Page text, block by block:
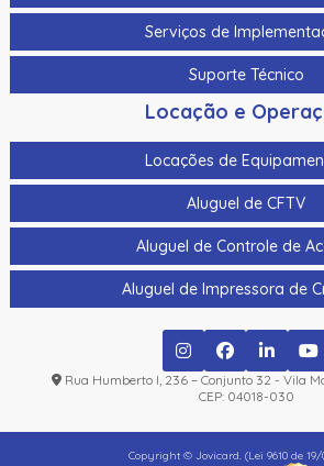
Serviços de
Suporte Técnico
Locação e
Locações de
Aluguel de CFTV
Aluguel de Controle de
Aluguel de Impressora de
Rua Humberto I, 236 – Conjunto 32 - Vila
CEP: 04018-030
Copyright © Jovicard. (Lei 9610 de 19/